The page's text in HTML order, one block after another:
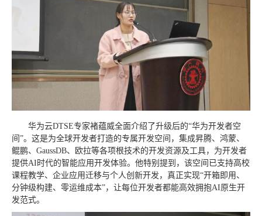
华为云DTSE专家褚蕴威全面介绍了升级后的“华为开发者空
间”。这是为全球开发者打造的专属开发空间，集成昇腾、鸿蒙、
鲲鹏、GaussDB、欧拉等各项根技术的开发资源及工具，为开发者
提供AI时代的智能应用开发体验。他特别提到，该空间已支持高校
课程教学、企业应用迁移与个人创新开发，真正实现“开箱即用、
分钟级构建、零运维成本”，让每位开发者都能高效拥抱AI原生开
发范式。